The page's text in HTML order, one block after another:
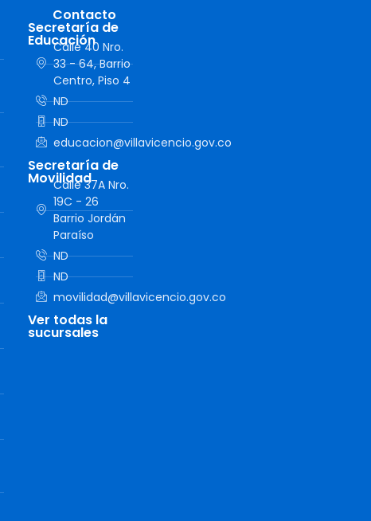
Contacto
Secretaría de
Educación
Calle 40 Nro.
33 - 64, Barrio
Centro, Piso 4
ND
ND
educacion@villavicencio.gov.co
Secretaría de
Movilidad
Calle 37A Nro.
19C - 26
Barrio Jordán
Paraíso
ND
ND
movilidad@villavicencio.gov.co
Ver todas la
sucursales